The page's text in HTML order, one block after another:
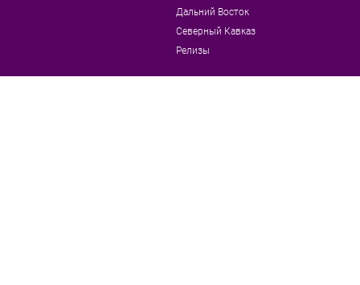
Дальний Восток
Северный Кавказ
Релизы